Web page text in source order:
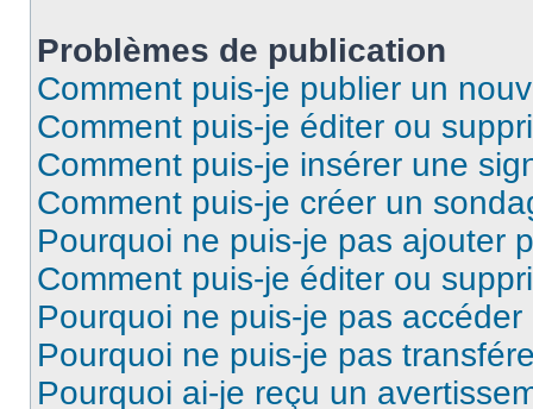
Problèmes de publication
Comment puis-je publier un
Comment puis-je éditer ou
Comment puis-je insérer une
Comment puis-je créer un
Pourquoi ne puis-je pas ajouter
Comment puis-je éditer ou
Pourquoi ne puis-je pas
Pourquoi ne puis-je pas
Pourquoi ai-je reçu un